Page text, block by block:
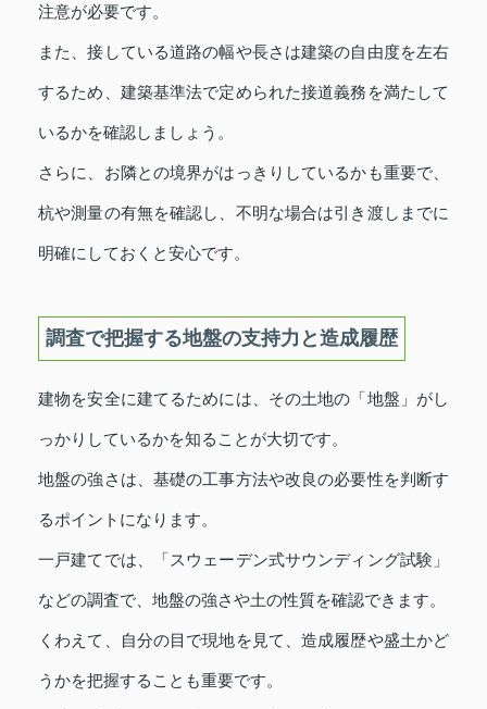
注意が必要です。
また、接している道路の幅や長さは建築の自由度を左右
するため、建築基準法で定められた接道義務を満たして
いるかを確認しましょう。
さらに、お隣との境界がはっきりしているかも重要で、
杭や測量の有無を確認し、不明な場合は引き渡しまでに
明確にしておくと安心です。
調査で把握する地盤の支持力と造成履歴
建物を安全に建てるためには、その土地の「地盤」がし
っかりしているかを知ることが大切です。
地盤の強さは、基礎の工事方法や改良の必要性を判断す
るポイントになります。
一戸建てでは、「スウェーデン式サウンディング試験」
などの調査で、地盤の強さや土の性質を確認できます。
くわえて、自分の目で現地を見て、造成履歴や盛土かど
うかを把握することも重要です。